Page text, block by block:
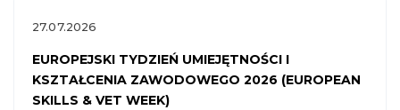
27.07.2026
EUROPEJSKI TYDZIEŃ UMIEJĘTNOŚCI I
KSZTAŁCENIA ZAWODOWEGO 2026 (EUROPEAN
SKILLS & VET WEEK)